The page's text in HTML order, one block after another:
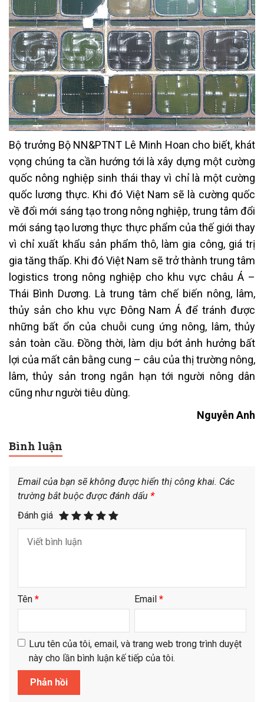
Bộ trưởng Bộ NN&PTNT Lê Minh Hoan cho biết, khát
vọng chúng ta cần hướng tới là xây dựng một cường
quốc nông nghiệp sinh thái thay vì chỉ là một cường
quốc lương thực. Khi đó Việt Nam sẽ là cường quốc
về đổi mới sáng tạo trong nông nghiệp, trung tâm đổi
mới sáng tạo lương thực thực phẩm của thế giới thay
vì chỉ xuất khẩu sản phẩm thô, làm gia công, giá trị
gia tăng thấp. Khi đó Việt Nam sẽ trở thành trung tâm
logistics trong nông nghiệp cho khu vực châu Á –
Thái Bình Dương. Là trung tâm chế biến nông, lâm,
thủy sản cho khu vực Đông Nam Á để tránh được
những bất ổn của chuỗi cung ứng nông, lâm, thủy
sản toàn cầu. Đồng thời, làm dịu bớt ảnh hưởng bất
lợi của mất cân bằng cung – câu của thị trường nông,
lâm, thủy sản trong ngắn hạn tới người nông dân
cũng như người tiêu dùng.
Nguyễn Anh
Bình luận
Email của bạn sẽ không được hiển thị công khai. Các
trường bắt buộc được đánh dấu *
Đánh giá
Tên * Email *
Lưu tên của tôi, email, và trang web trong trình duyệt
này cho lần bình luận kế tiếp của tôi.